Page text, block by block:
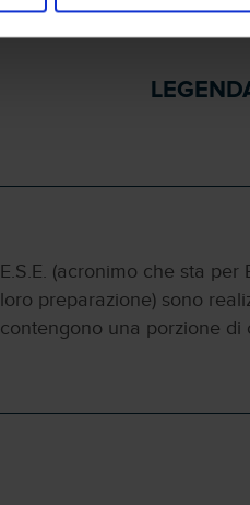
E.S.E. (acronimo che sta
loro preparazione) sono
contengono una porzione di